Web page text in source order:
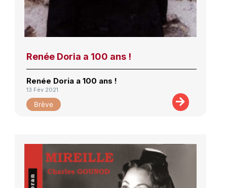
Renée Doria a 100 ans !
Renée Doria a 100 ans !
13 Fév 2021
Brève